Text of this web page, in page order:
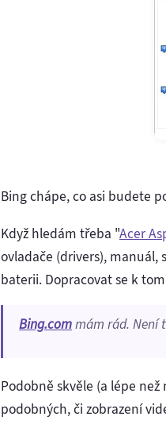
Bing chápe, co asi budete
Když hledám třeba "Acer
ovladače (drivers),
baterii. Dopracovat se k
Bing.commám rád. Není
Podobně skvěle (a lépe
podobných, či zobrazení